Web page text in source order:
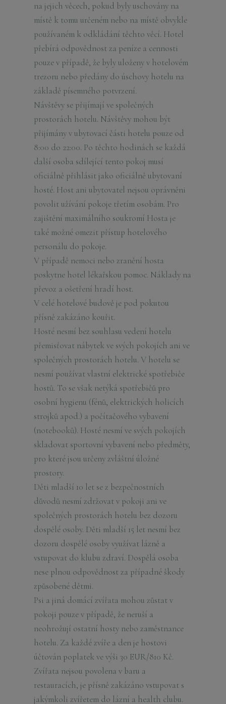
na jejich věcech, pokud byly uschovány na
místě k tomu určeném nebo na místě obvykle
používaném k odkládání těchto věcí. Hotel
přebírá odpovědnost za peníze a cennosti
pouze v případě, že byly uloženy v hotelovém
trezoru nebo předány do úschovy hotelu na
základě písemného potvrzení.
Návštěvy se přijímají ve společných
prostorách hotelu. Návštěvy mohou být
přijímány v ubytovací části hotelu pouze od
8:00 do 22:00. Po těchto hodinách se každá
další osoba sdílející tento pokoj musí
oficiálně přihlásit jako oficiálně ubytovaní
hosté. Host ani ubytovatel nejsou oprávněni
povolit užívání pokoje třetím osobám. Pro
zajištění maximálního soukromí Hosta je
také možné omezit přístup hotelového
personálu do pokoje.
V případě nemoci nebo zranění hosta
poskytne hotel lékařskou pomoc. Náklady na
převoz a ošetření hradí host.
V celé hotelové budově je pod pokutou
přísně zakázáno kouřit.
Hosté nesmí bez souhlasu vedení hotelu
přemisťovat nábytek ve svých pokojích ani ve
společných prostorách hotelu. V hotelu se
nesmí používat vlastní elektrické spotřebiče
hostů. To se však netýká spotřebičů pro
osobní hygienu (fénů, elektrických holicích
strojků apod.) a počítačového vybavení
(notebooků). Hosté nesmí ve svých pokojích
skladovat sportovní vybavení nebo předměty,
pro které jsou určeny zvláštní úložné
prostory.
Děti mladší 10 let se z bezpečnostních
důvodů nesmí zdržovat v pokoji ani ve
společných prostorách hotelu bez dozoru
dospělé osoby. Děti mladší 15 let nesmí bez
dozoru dospělé osoby využívat lázně a
vstupovat do klubu zdraví. Dospělá osoba
nese plnou odpovědnost za případné škody
způsobené dětmi.
Psi a jiná domácí zvířata mohou zůstat v
pokoji pouze v případě, že neruší a
neohrožují ostatní hosty nebo zaměstnance
hotelu. Za každé zvíře a den je hostovi
účtován poplatek ve výši 30 EUR/810 Kč.
Zvířata nejsou povolena v baru a
restauracích, je přísně zakázáno vstupovat s
jakýmkoli zvířetem do lázní a health clubu.